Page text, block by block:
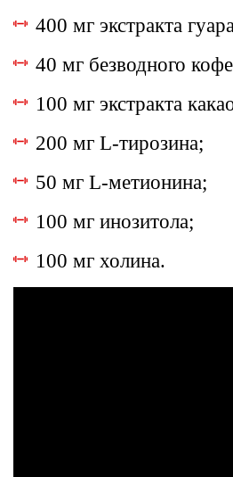
400 мг экстракта
40 мг безводного
100 мг экстракта
200 мг L-тирозина;
50 мг L-метионина;
100 мг инозитола;
100 мг холина.